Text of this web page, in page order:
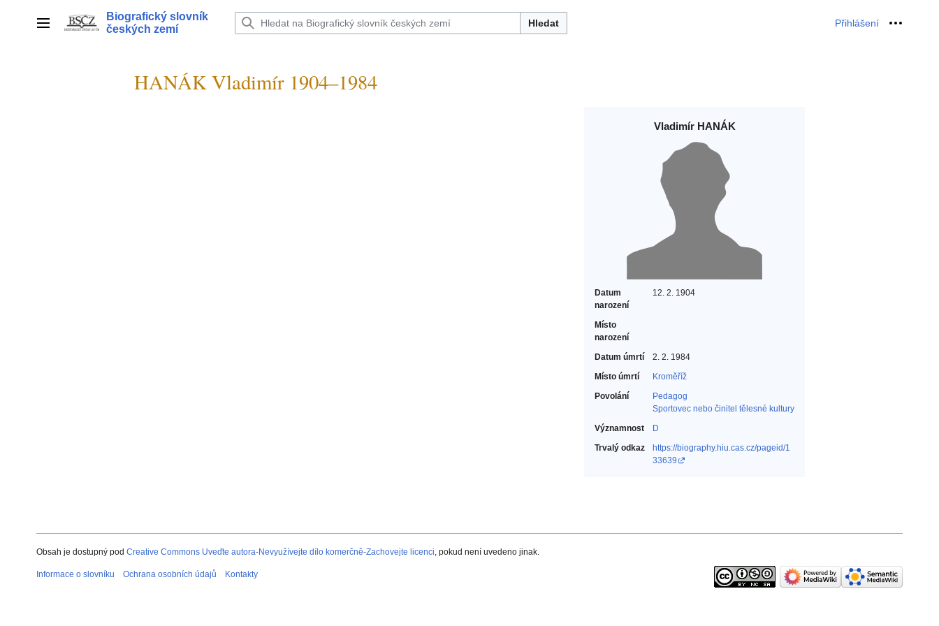
Hlavní menu
Biografický slovník
českých zemí
Hledat Přihlášení Osobní
HANÁK Vladimír 1904–1984
Vladimír HANÁK
Datum
narození
12. 2. 1904
Místo
narození
Datum úmrtí
2. 2. 1984
Místo úmrtí
Kroměříž
Povolání
Pedagog‎
Sportovec nebo činitel tělesné kultury‎
Významnost
D
Trvalý odkaz
https://biography.hiu.cas.cz/pageid/1
33639
Obsah je dostupný pod Creative Commons Uveďte autora-Nevyužívejte dílo komerčně-Zachovejte licenci, pokud není uvedeno jinak.
Informace o slovníku Ochrana osobních údajů Kontakty